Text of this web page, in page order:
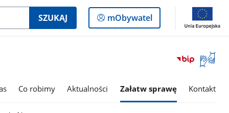
SZUKAJ
Logowanie
do
mObywatel
Otwórz
okno
Co robimy Aktualności Załatw sprawę Kontakt